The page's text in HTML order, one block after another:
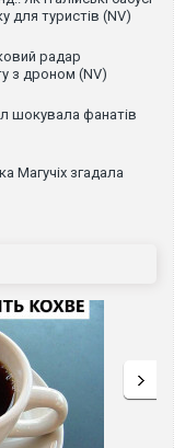
для туристів (NV)
радар
з дроном (NV)
шокувала фанатів
Магучіх згадала